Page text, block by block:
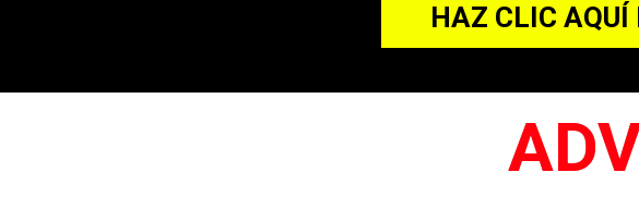
HAZ CLIC AQUÍ